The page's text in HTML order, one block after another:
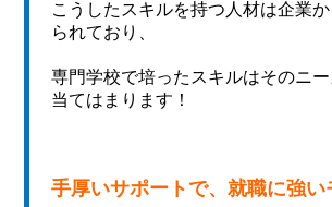
こうしたスキルを持つ人材は企業
られており、
専門学校で培ったスキルはそのニー
当てはまります！
手厚いサポートで、就職に強い